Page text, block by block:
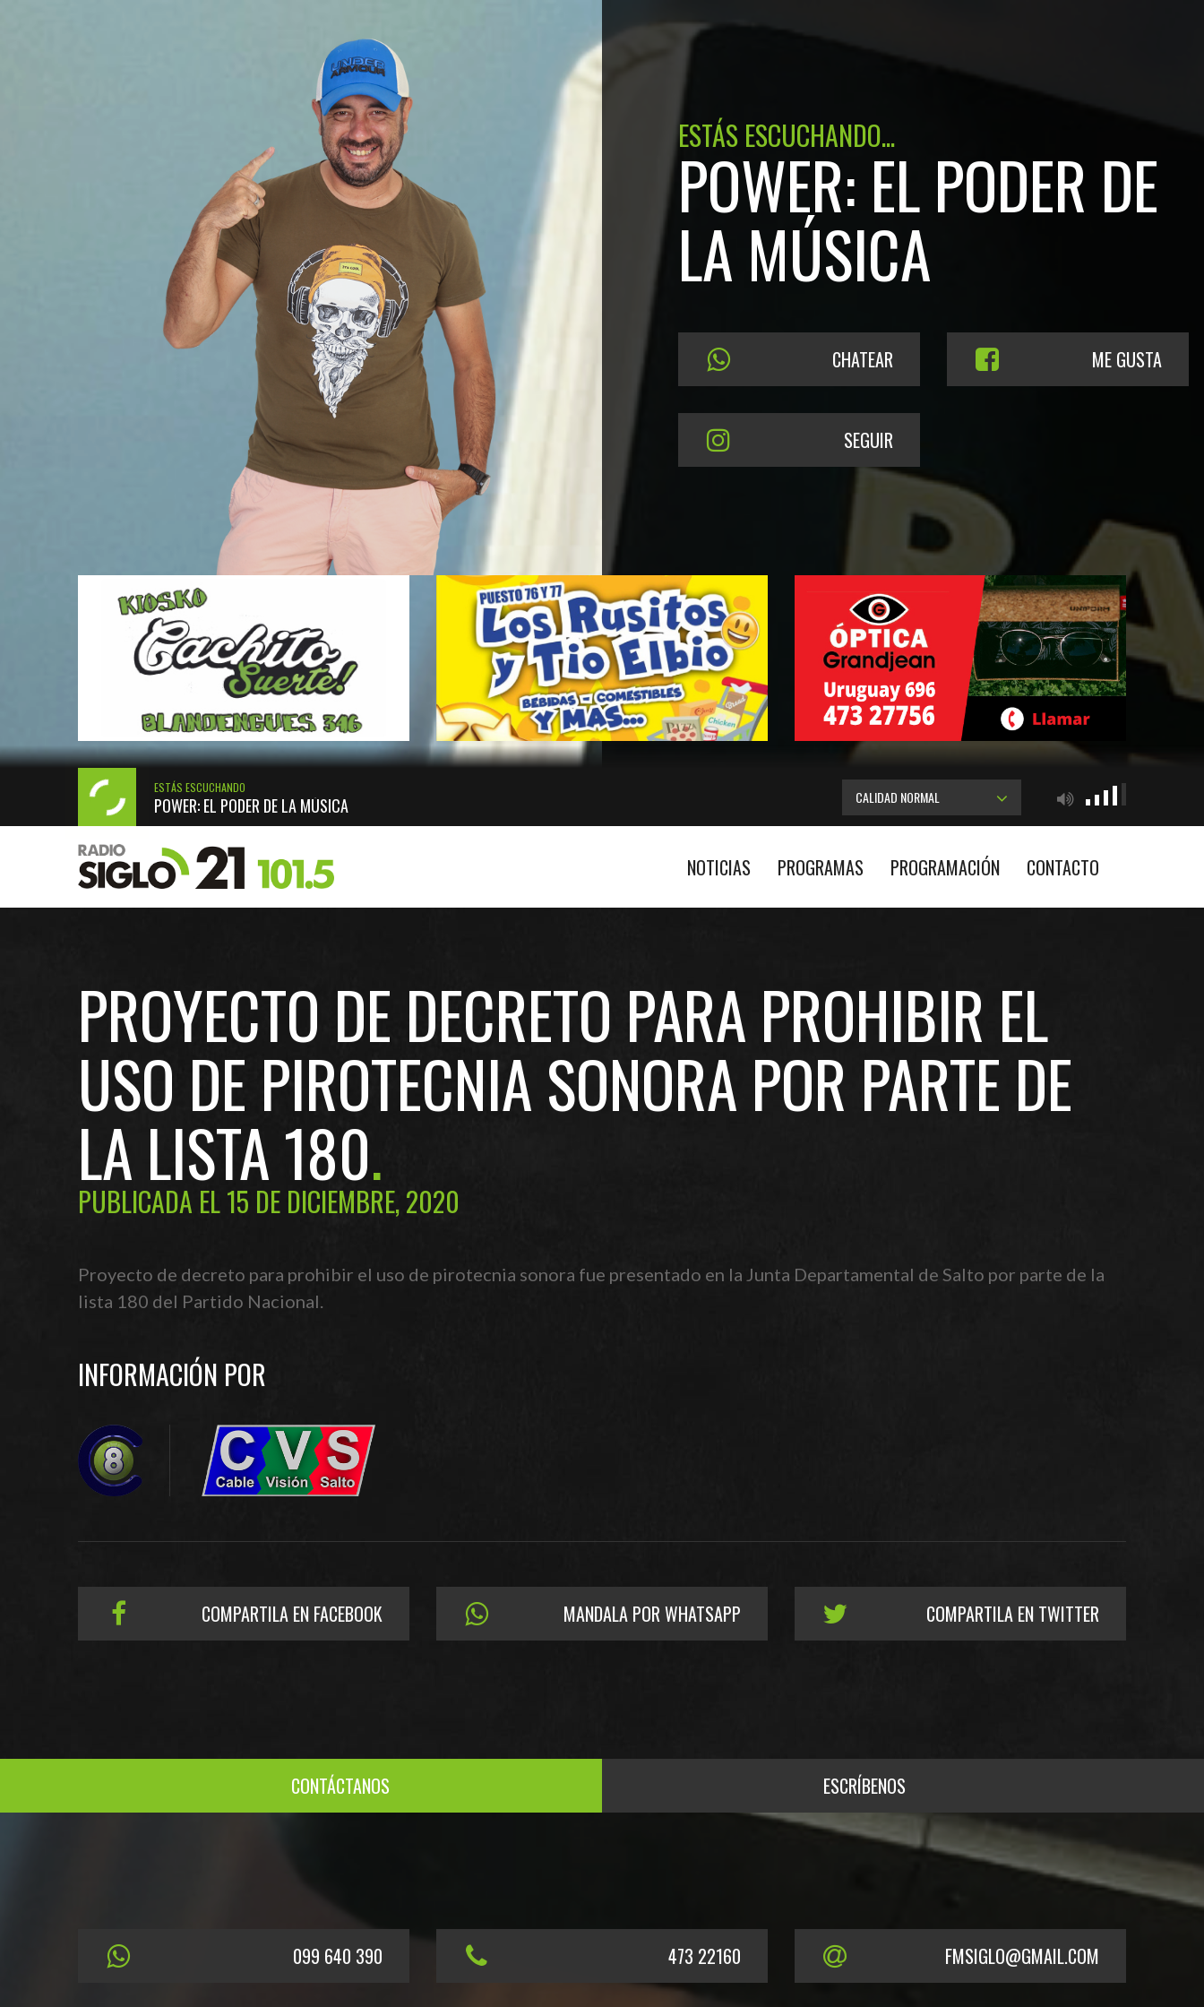
ESTÁS ESCUCHANDO...
POWER: EL PODER DE
LA MÚSICA
CHATEAR ME GUSTA
SEGUIR
ESTÁS ESCUCHANDO
POWER: EL PODER DE LA MÚSICA CALIDAD NORMAL
NOTICIAS PROGRAMAS PROGRAMACIÓN CONTACTO
PROYECTO DE DECRETO PARA PROHIBIR EL
USO DE PIROTECNIA SONORA POR PARTE DE
LA LISTA 180
PUBLICADA EL 15 DE DICIEMBRE, 2020
Proyecto de decreto para prohibir el uso de pirotecnia sonora fue presentado en la Junta Departamental de Salto por parte de la
lista 180 del Partido Nacional.
INFORMACIÓN POR
COMPARTILA EN FACEBOOK MANDALA POR WHATSAPP COMPARTILA EN TWITTER
CONTÁCTANOS ESCRÍBENOS
099 640 390 473 22160 FMSIGLO@GMAIL.COM